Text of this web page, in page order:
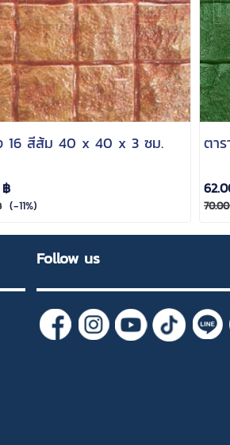
16 สีส้ม 40 x 40 x 3 ซม.
(-11%)
ตา
Follow us